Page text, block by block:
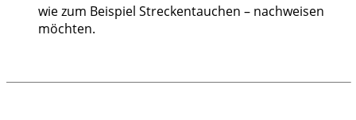
wie zum Beispiel Streckentauchen – nachweisen
möchten.